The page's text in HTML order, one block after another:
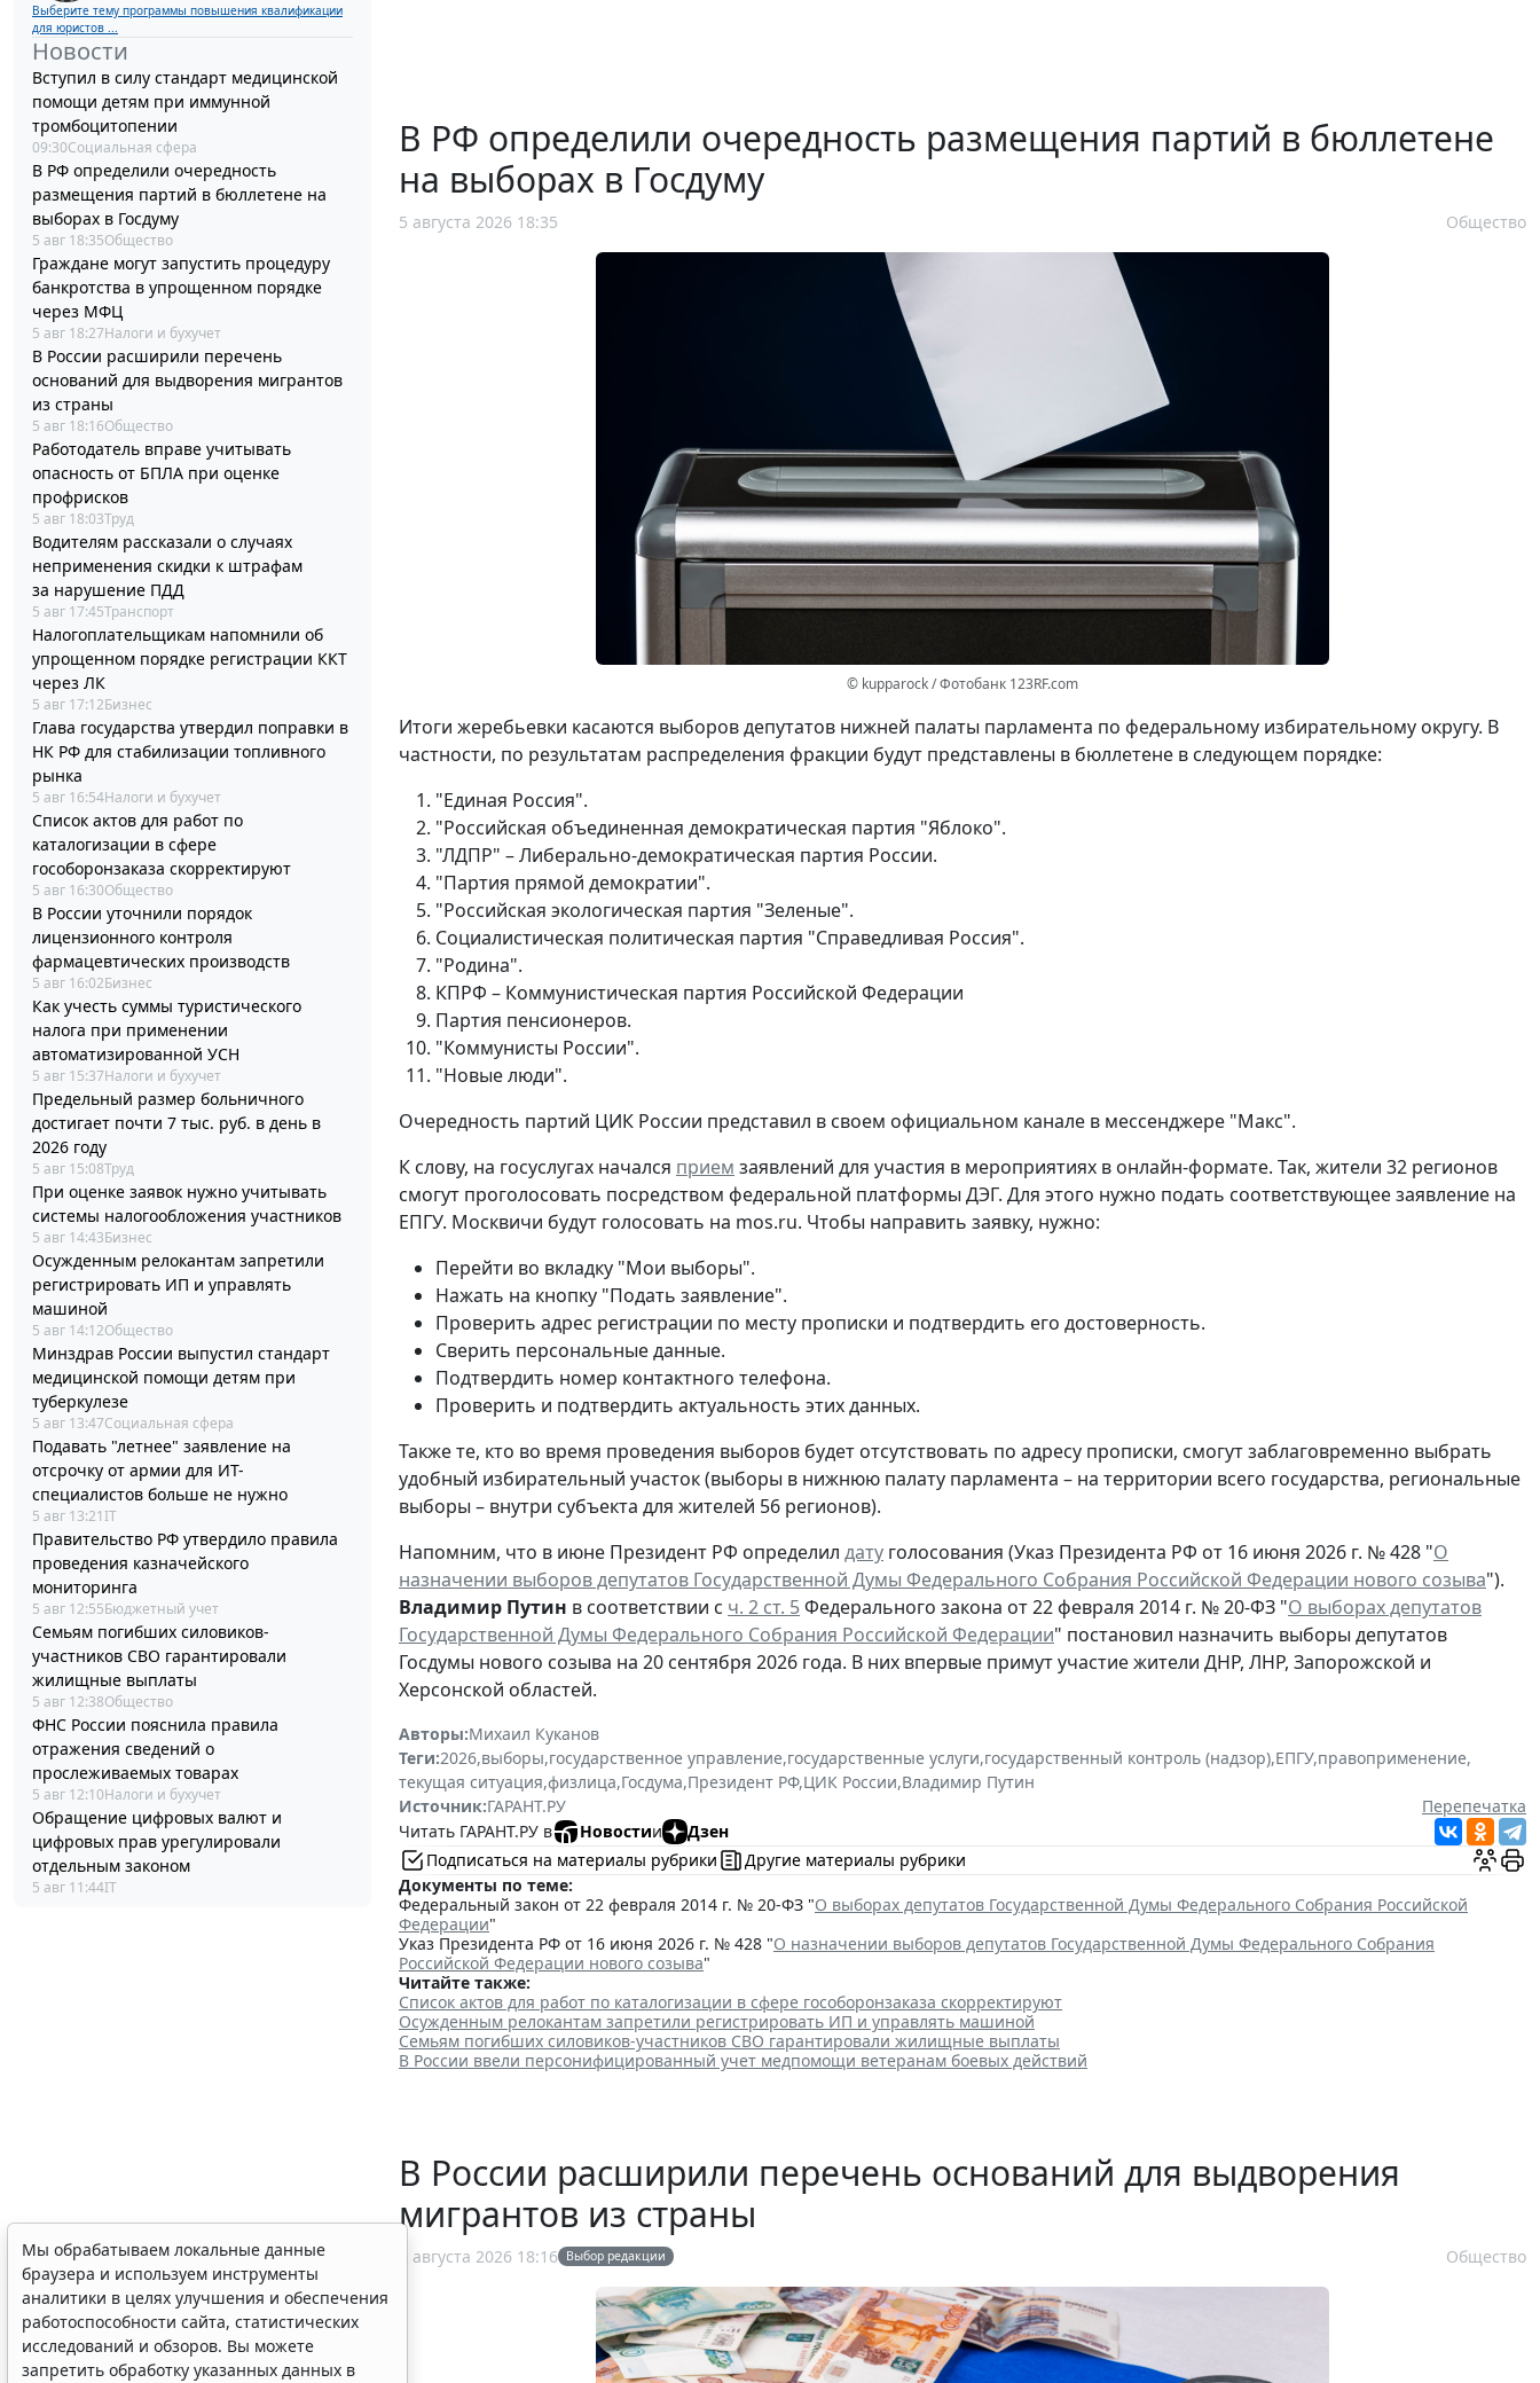
Выберите тему программы повышения квалификации
для юристов ...
Новости
Вступил в силу стандарт медицинской
помощи детям при иммунной
тромбоцитопении
09:30Социальная сфера
В РФ определили очередность
размещения партий в бюллетене на
выборах в Госдуму
5 авг 18:35Общество
Граждане могут запустить процедуру
банкротства в упрощенном порядке
через МФЦ
5 авг 18:27Налоги и бухучет
В России расширили перечень
оснований для выдворения мигрантов
из страны
5 авг 18:16Общество
Работодатель вправе учитывать
опасность от БПЛА при оценке
профрисков
5 авг 18:03Труд
Водителям рассказали о случаях
неприменения скидки к штрафам
за нарушение ПДД
5 авг 17:45Транспорт
Налогоплательщикам напомнили об
упрощенном порядке регистрации ККТ
через ЛК
5 авг 17:12Бизнес
Глава государства утвердил поправки в
НК РФ для стабилизации топливного
рынка
5 авг 16:54Налоги и бухучет
Список актов для работ по
каталогизации в сфере
гособоронзаказа скорректируют
5 авг 16:30Общество
В России уточнили порядок
лицензионного контроля
фармацевтических производств
5 авг 16:02Бизнес
Как учесть суммы туристического
налога при применении
автоматизированной УСН
5 авг 15:37Налоги и бухучет
Предельный размер больничного
достигает почти 7 тыс. руб. в день в
2026 году
5 авг 15:08Труд
При оценке заявок нужно учитывать
системы налогообложения участников
5 авг 14:43Бизнес
Осужденным релокантам запретили
регистрировать ИП и управлять
машиной
5 авг 14:12Общество
Минздрав России выпустил стандарт
медицинской помощи детям при
туберкулезе
5 авг 13:47Социальная сфера
Подавать "летнее" заявление на
отсрочку от армии для ИТ-
специалистов больше не нужно
5 авг 13:21IT
Правительство РФ утвердило правила
проведения казначейского
мониторинга
5 авг 12:55Бюджетный учет
Семьям погибших силовиков-
участников СВО гарантировали
жилищные выплаты
5 авг 12:38Общество
ФНС России пояснила правила
отражения сведений о
прослеживаемых товарах
5 авг 12:10Налоги и бухучет
Обращение цифровых валют и
цифровых прав урегулировали
отдельным законом
5 авг 11:44IT
В РФ определили очередность размещения партий в бюллетене
на выборах в Госдуму
5 августа 2026 18:35 Общество
© kupparock / Фотобанк 123RF.com
Итоги жеребьевки касаются выборов депутатов нижней палаты парламента по федеральному избирательному округу. В
частности, по результатам распределения фракции будут представлены в бюллетене в следующем порядке:
"Единая Россия".
"Российская объединенная демократическая партия "Яблоко".
"ЛДПР" – Либерально-демократическая партия России.
"Партия прямой демократии".
"Российская экологическая партия "Зеленые".
Социалистическая политическая партия "Справедливая Россия".
"Родина".
КПРФ – Коммунистическая партия Российской Федерации
Партия пенсионеров.
"Коммунисты России".
"Новые люди".
Очередность партий ЦИК России представил в своем официальном канале в мессенджере "Макс".
К слову, на госуслугах начался прием заявлений для участия в мероприятиях в онлайн-формате. Так, жители 32 регионов
смогут проголосовать посредством федеральной платформы ДЭГ. Для этого нужно подать соответствующее заявление на
ЕПГУ. Москвичи будут голосовать на mos.ru. Чтобы направить заявку, нужно:
Перейти во вкладку "Мои выборы".
Нажать на кнопку "Подать заявление".
Проверить адрес регистрации по месту прописки и подтвердить его достоверность.
Сверить персональные данные.
Подтвердить номер контактного телефона.
Проверить и подтвердить актуальность этих данных.
Также те, кто во время проведения выборов будет отсутствовать по адресу прописки, смогут заблаговременно выбрать
удобный избирательный участок (выборы в нижнюю палату парламента – на территории всего государства, региональные
выборы – внутри субъекта для жителей 56 регионов).
Напомним, что в июне Президент РФ определил дату голосования (Указ Президента РФ от 16 июня 2026 г. № 428 "О
назначении выборов депутатов Государственной Думы Федерального Собрания Российской Федерации нового созыва").
Владимир Путин в соответствии с ч. 2 ст. 5Федерального закона от 22 февраля 2014 г. № 20-ФЗ "О выборах депутатов
Государственной Думы Федерального Собрания Российской Федерации" постановил назначить выборы депутатов
Госдумы нового созыва на 20 сентября 2026 года. В них впервые примут участие жители ДНР, ЛНР, Запорожской и
Херсонской областей.
Авторы:Михаил Куканов
Теги:2026,выборы,государственное управление,государственные услуги,государственный контроль (надзор),ЕПГУ,правоприменение,
текущая ситуация,физлица,Госдума,Президент РФ,ЦИК России,Владимир Путин
Источник:ГАРАНТ.РУ
Перепечатка
Читать ГАРАНТ.РУ в
Новостии
Дзен
Подписаться на материалы рубрики
Другие материалы рубрики
Документы по теме:
Федеральный закон от 22 февраля 2014 г. № 20-ФЗ "О выборах депутатов Государственной Думы Федерального Собрания Российской
Федерации"
Указ Президента РФ от 16 июня 2026 г. № 428 "О назначении выборов депутатов Государственной Думы Федерального Собрания
Российской Федерации нового созыва"
Читайте также:
Список актов для работ по каталогизации в сфере гособоронзаказа скорректируют
Осужденным релокантам запретили регистрировать ИП и управлять машиной
Семьям погибших силовиков-участников СВО гарантировали жилищные выплаты
В России ввели персонифицированный учет медпомощи ветеранам боевых действий
В России расширили перечень оснований для выдворения
мигрантов из страны
5 августа 2026 18:16 Выбор редакции Общество
Мы обрабатываем локальные данные
браузера и используем инструменты
аналитики в целях улучшения и обеспечения
работоспособности сайта, статистических
исследований и обзоров. Вы можете
запретить обработку указанных данных в